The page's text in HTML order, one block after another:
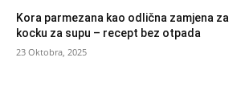
Kora parmezana kao odlična zamjena za
kocku za supu – recept bez otpada
23 Oktobra, 2025